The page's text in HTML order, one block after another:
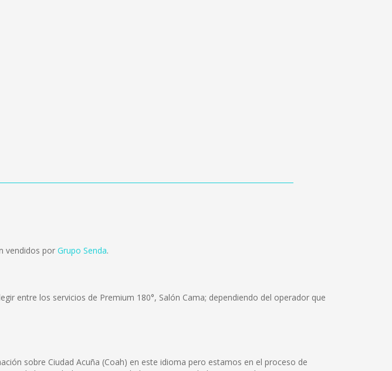
vendidos por Grupo Senda.
entre los servicios de Premium 180°, Salón Cama; dependiendo del operador que
sobre Ciudad Acuña (Coah) en este idioma pero estamos en el proceso de